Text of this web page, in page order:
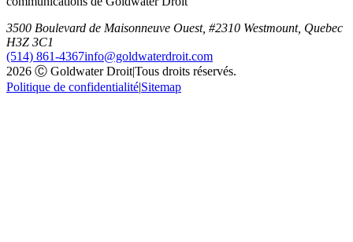
3500 Boulevard de Maisonneuve Ouest, #2310 Westmount, Quebec
H3Z 3C1
(514) 861-4367info@goldwaterdroit.com
2026 Ⓒ Goldwater Droit|Tous droits réservés.
Politique de confidentialité|Sitemap